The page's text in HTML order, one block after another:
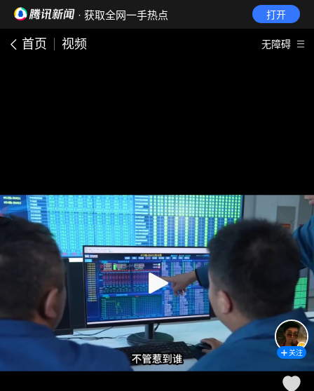
· 获取全网一手热点 打开
首页 视频 无障碍
关注